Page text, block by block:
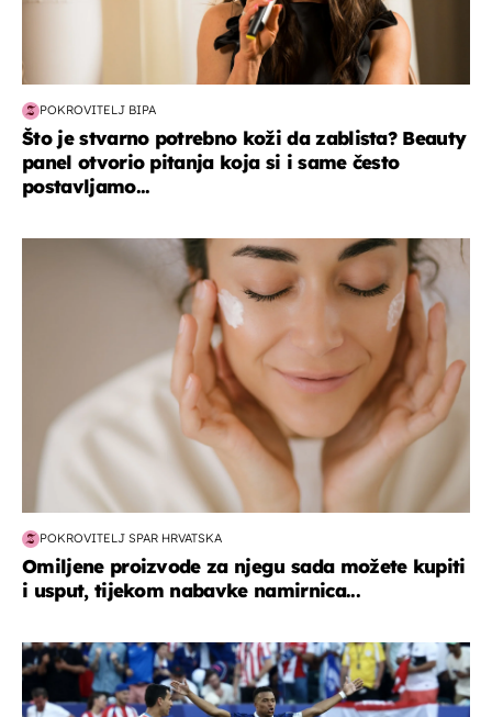
POKROVITELJ BIPA
Što je stvarno potrebno koži da zablista? Beauty
panel otvorio pitanja koja si i same često
postavljamo...
moda & ljepota
POKROVITELJ SPAR HRVATSKA
Omiljene proizvode za njegu sada možete kupiti
i usput, tijekom nabavke namirnica...
svjetsko prvenstvo 2026